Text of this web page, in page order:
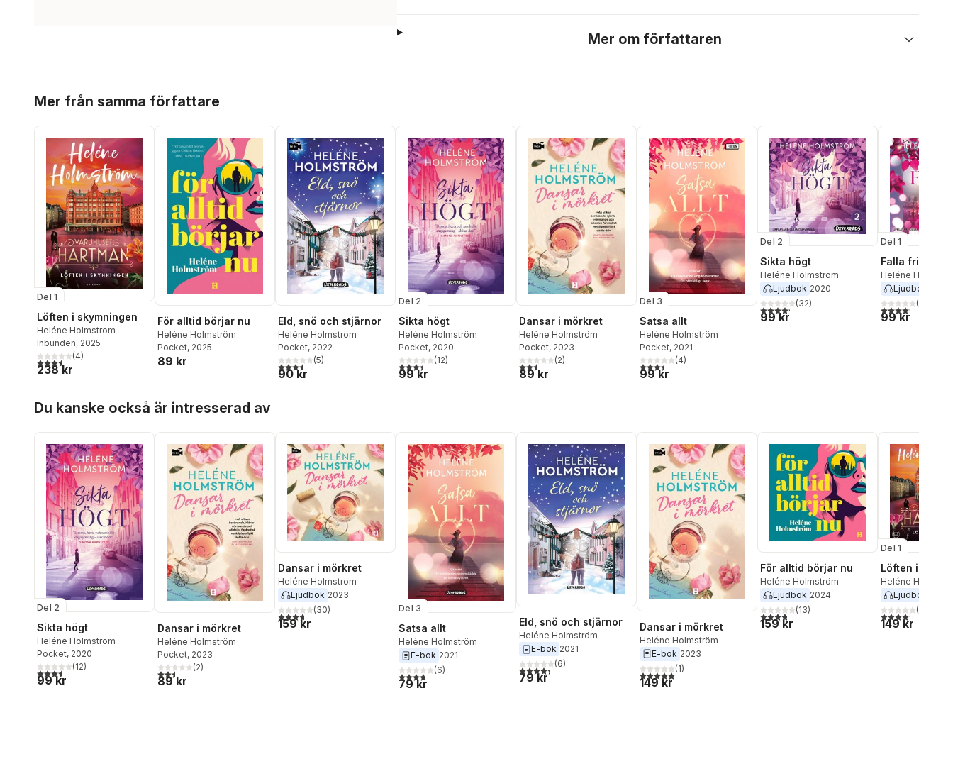
Mer om författaren
Mer från samma författare
Del 1
Löften i skymningen
Heléne Holmström
Inbunden, 2025
3,5utav 5 stjärnor. Totalt antal röster:
(4)
238 kr
För alltid börjar nu
Heléne Holmström
Pocket, 2025
89 kr
Eld, snö och stjärnor
Heléne Holmström
Pocket, 2022
3,6utav 5 stjärnor. Totalt antal röster:
(5)
90 kr
Del 2
Sikta högt
Heléne Holmström
Pocket, 2020
3,5utav 5 stjärnor. Totalt antal röster:
(12)
99 kr
Dansar i mörkret
Heléne Holmström
Pocket, 2023
2,5utav 5 stjärnor. Totalt antal röster:
(2)
89 kr
Del 3
Satsa allt
Heléne Holmström
Pocket, 2021
3,5utav 5 stjärnor. Totalt antal röster:
(4)
99 kr
Del 2
Sikta högt
Heléne Holmström
Ljudbok 2020
4,2utav 5 stjärnor. Totalt antal röster:
(32)
99 kr
Del 1
Falla fritt
Heléne
Ljudbok
4,1utav 5(
99 kr
Du kanske också är intresserad av
Del 2
Sikta högt
Heléne Holmström
Pocket, 2020
3,5utav 5 stjärnor. Totalt antal röster:
(12)
99 kr
Dansar i mörkret
Heléne Holmström
Pocket, 2023
2,5utav 5 stjärnor. Totalt antal röster:
(2)
89 kr
Dansar i mörkret
Heléne Holmström
Ljudbok 2023
3,7utav 5 stjärnor. Totalt antal röster:
(30)
159 kr
Del 3
Satsa allt
Heléne Holmström
E-bok 2021
3,7utav 5 stjärnor. Totalt antal röster:
(6)
79 kr
Eld, snö och stjärnor
Heléne Holmström
E-bok 2021
4,3utav 5 stjärnor. Totalt antal röster:
(6)
79 kr
Dansar i mörkret
Heléne Holmström
E-bok 2023
5,0utav 5 stjärnor. Totalt antal röster:
(1)
149 kr
För alltid börjar nu
Heléne Holmström
Ljudbok 2024
3,8utav 5 stjärnor. Totalt antal röster:
(13)
159 kr
Del 1
Löften i
Heléne
Ljudbok
4,1utav 5(
149 kr